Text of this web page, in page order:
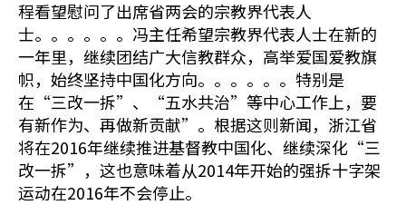
程看望慰问了出席省两会的宗教界代表人
士。。。。。。冯主任希望宗教界代表人士在新的
一年里，继续团结广大信教群众，高举爱国爱教旗
帜，始终坚持中国化方向。。。。。。特别是
在“三改一拆”、“五水共治”等中心工作上，要
有新作为、再做新贡献”。根据这则新闻，浙江省
将在2016年继续推进基督教中国化、继续深化“三
改一拆”，这也意味着从2014年开始的强拆十字架
运动在2016年不会停止。